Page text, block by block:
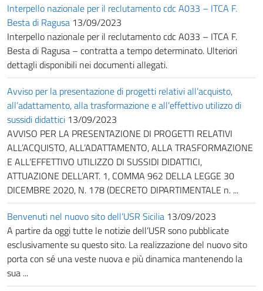
Interpello nazionale per il reclutamento cdc A033 – ITCA F.
Besta di Ragusa 13/09/2023
Interpello nazionale per il reclutamento cdc A033 – ITCA F.
Besta di Ragusa – contratta a tempo determinato. Ulteriori
dettagli disponibili nei documenti allegati.
Avviso per la presentazione di progetti relativi all’acquisto,
all’adattamento, alla trasformazione e all’effettivo utilizzo di
sussidi didattici 13/09/2023
AVVISO PER LA PRESENTAZIONE DI PROGETTI RELATIVI
ALL’ACQUISTO, ALL’ADATTAMENTO, ALLA TRASFORMAZIONE
E ALL’EFFETTIVO UTILIZZO DI SUSSIDI DIDATTICI,
ATTUAZIONE DELL’ART. 1, COMMA 962 DELLA LEGGE 30
DICEMBRE 2020, N. 178 (DECRETO DIPARTIMENTALE n. ...
Benvenuti nel nuovo sito dell’USR Sicilia 13/09/2023
A partire da oggi tutte le notizie dell’USR sono pubblicate
esclusivamente su questo sito. La realizzazione del nuovo sito
porta con sé una veste nuova e più dinamica mantenendo la
sua ...